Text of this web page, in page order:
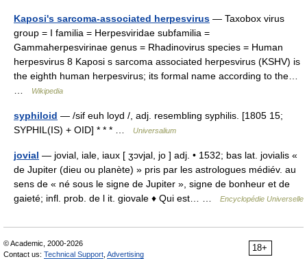
Kaposi's sarcoma-associated herpesvirus — Taxobox virus
group = I familia = Herpesviridae subfamilia =
Gammaherpesvirinae genus = Rhadinovirus species = Human
herpesvirus 8 Kaposi s sarcoma associated herpesvirus (KSHV) is
the eighth human herpesvirus; its formal name according to the…
Wikipedia
syphiloid — /sif euh loyd /, adj. resembling syphilis. [1805 15;
SYPHIL(IS) + OID] * * * …
Universalium
jovial — jovial, iale, iaux [ ʒɔvjal, jo ] adj. • 1532; bas lat. jovialis «
de Jupiter (dieu ou planète) » pris par les astrologues médiév. au
sens de « né sous le signe de Jupiter », signe de bonheur et de
gaieté; infl. prob. de l it. giovale ♦ Qui est… …
Encyclopédie Universelle
18+
© Academic, 2000-2026
Contact us: Technical Support Advertising